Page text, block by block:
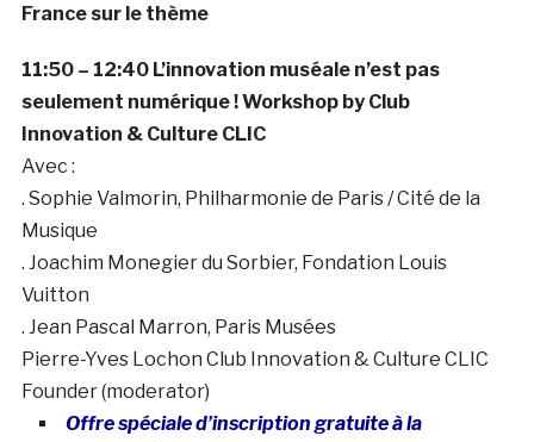
France sur le thème
11:50 – 12:40 L’innovation muséale n’est pas
seulement numérique ! Workshop by Club
Innovation & Culture CLIC
Avec :
. Sophie Valmorin, Philharmonie de Paris / Cité de la
Musique
. Joachim Monegier du Sorbier, Fondation Louis
Vuitton
. Jean Pascal Marron, Paris Musées
Pierre-Yves Lochon Club Innovation & Culture CLIC
Founder (moderator)
Offre spéciale d’inscription gratuite à la